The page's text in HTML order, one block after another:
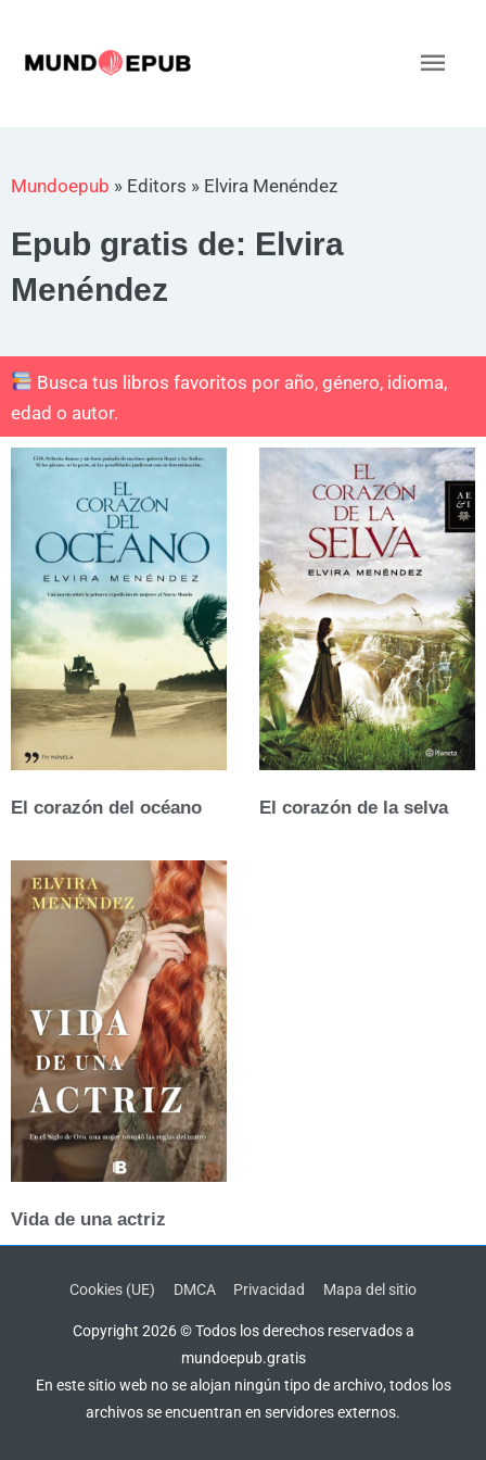
contenido
Mundoepub » Editors » Elvira Menéndez
Epub gratis de: Elvira
Menéndez
Busca tus libros favoritos por año, género, idioma,
edad o autor.
El corazón del océano El corazón de la selva
Vida de una actriz
Cookies (UE) DMCA Privacidad Mapa del sitio
Copyright 2026 © Todos los derechos reservados a
mundoepub.gratis
En este sitio web no se alojan ningún tipo de archivo, todos los
archivos se encuentran en servidores externos.